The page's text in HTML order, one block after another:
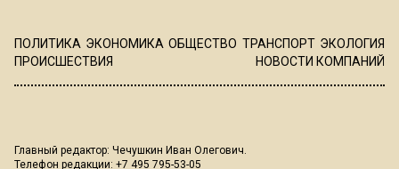
ПОЛИТИКА ЭКОНОМИКА ОБЩЕСТВО ТРАНСПОРТ ЭКОЛОГИЯ
ПРОИСШЕСТВИЯ
НОВОСТИ КОМПАНИЙ
Главный редактор: Чечушкин Иван Олегович.
Телефон редакции: +7 495 795-53-05